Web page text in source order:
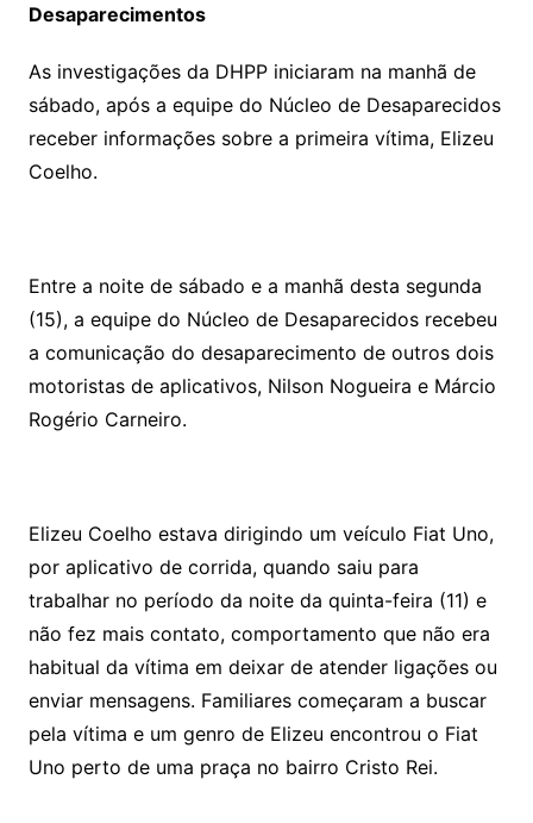
Desaparecimentos
As investigações da DHPP iniciaram na manhã de
sábado, após a equipe do Núcleo de Desaparecidos
receber informações sobre a primeira vítima, Elizeu
Coelho.
Entre a noite de sábado e a manhã desta segunda
(15), a equipe do Núcleo de Desaparecidos recebeu
a comunicação do desaparecimento de outros dois
motoristas de aplicativos, Nilson Nogueira e Márcio
Rogério Carneiro.
Elizeu Coelho estava dirigindo um veículo Fiat Uno,
por aplicativo de corrida, quando saiu para
trabalhar no período da noite da quinta-feira (11) e
não fez mais contato, comportamento que não era
habitual da vítima em deixar de atender ligações ou
enviar mensagens. Familiares começaram a buscar
pela vítima e um genro de Elizeu encontrou o Fiat
Uno perto de uma praça no bairro Cristo Rei.